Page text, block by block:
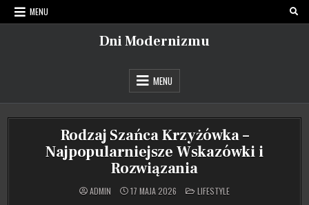
Skip
to
MENU
Dni Modernizmu
MENU
Rodzaj Szańca Krzyżówka –
Najpopularniejsze Wskazówki i
Rozwiązania
ADMIN 17 MAJA 2026 POSTED
IN
LIFESTYLE